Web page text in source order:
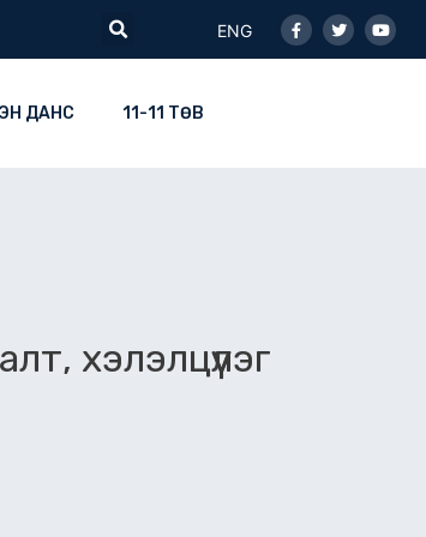
Search
ENG
f
ДАНС 11-11 ТӨВ
хэлэлцүүлэг